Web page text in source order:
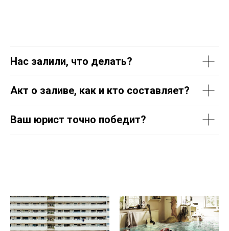
Нас залили, что делать?
Акт о заливе, как и кто составляет?
Ваш юрист точно победит?